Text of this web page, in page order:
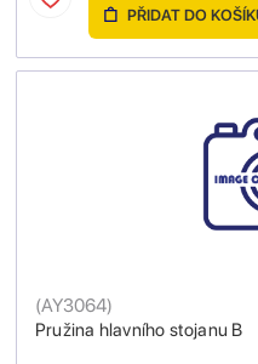
PŘIDAT DO
Pružina hlavního stojanu B
(AY3064)